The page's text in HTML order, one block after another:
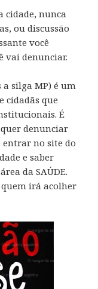
cidade, nunca
ou discussão
você
vai denunciar.
silga MP) é um
cidadãs que
É
denunciar
no site do
e saber
da SAÚDE.
irá acolher